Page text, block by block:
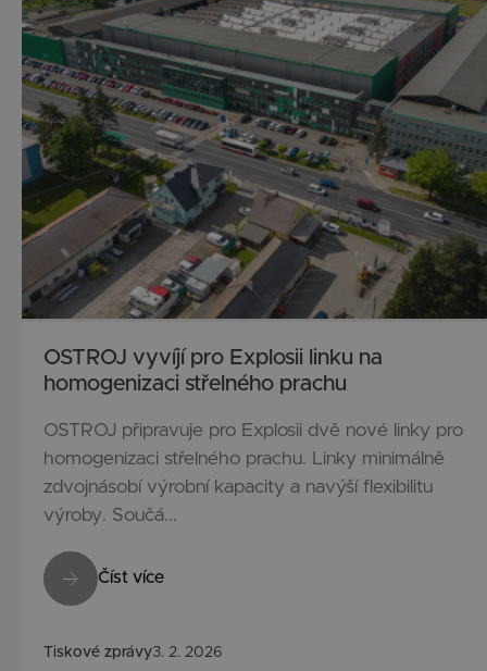
OSTROJ vyvíjí pro Explosii linku na
homogenizaci střelného prachu
OSTROJ připravuje pro Explosii dvě nové linky pro
homogenizaci střelného prachu. Linky minimálně
zdvojnásobí výrobní kapacity a navýší flexibilitu
výroby. Součá...
Číst více
Tiskové zprávy3. 2. 2026